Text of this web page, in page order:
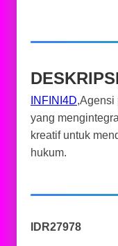
DESKRIPSI
INFINI4D,Agensi
yang
kreatif untuk
hukum.
IDR27978